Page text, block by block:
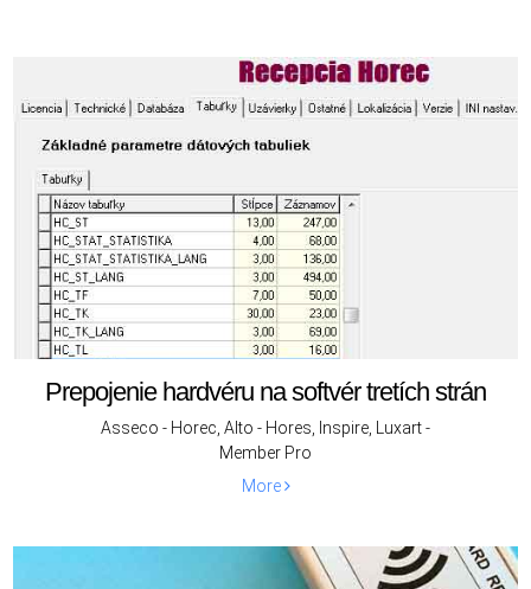
Prepojenie hardvéru na softvér tretích strán
Asseco - Horec, Alto - Hores, Inspire, Luxart -
Member Pro
More